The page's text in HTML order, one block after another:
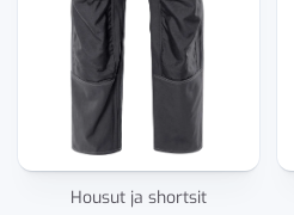
Housut ja shortsit